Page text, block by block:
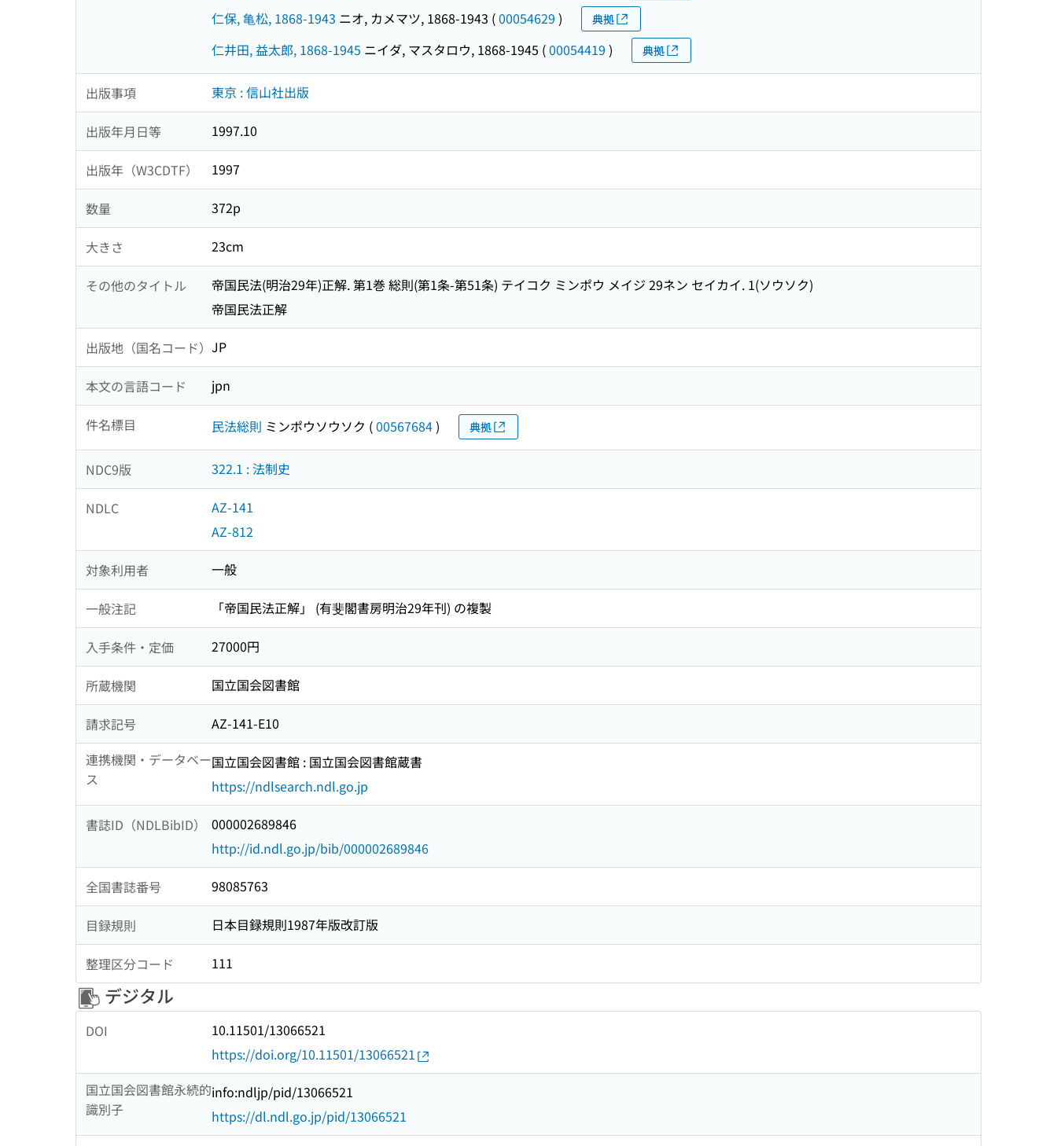
仁保, 亀松, 1868-1943 ニオ, カメマツ, 1868-1943 (00054629 ) 典拠
仁井田, 益太郎, 1868-1945 ニイダ, マスタロウ, 1868-1945 (00054419 ) 典拠
出版事項 東京 : 信山社出版
出版年月日等 1997.10
出版年（W3CDTF） 1997
数量 372p
大きさ 23cm
その他のタイトル
帝国民法(明治29年)正解. 第1巻 総則(第1条-第51条) テイコク ミンポウ メイジ 29ネン セイカイ. 1(ソウソク)
帝国民法正解
出版地（国名コード） JP
本文の言語コード jpn
件名標目 民法総則 ミンポウソウソク (00567684) 典拠
NDC9版 322.1 : 法制史
NDLC
AZ-141
AZ-812
対象利用者 一般
一般注記 「帝国民法正解」 (有斐閣書房明治29年刊) の複製
入手条件・定価 27000円
所蔵機関 国立国会図書館
請求記号
AZ-141-E10
連携機関・データベー
ス
国立国会図書館 : 国立国会図書館蔵書
https://ndlsearch.ndl.go.jp
書誌ID（NDLBibID）
000002689846
http://id.ndl.go.jp/bib/000002689846
全国書誌番号 98085763
目録規則 日本目録規則1987年版改訂版
整理区分コード 111
デジタル
DOI
10.11501/13066521
https://doi.org/10.11501/13066521
国立国会図書館永続的
識別子
info:ndljp/pid/13066521
https://dl.ndl.go.jp/pid/13066521